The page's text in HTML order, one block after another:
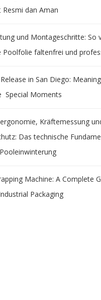
dan Aman
und Montageschritte: So
Poolfolie faltenfrei und
in San Diego:
Special Moments
Kräftemessung
Das technische
Machine: A Complete
Packaging